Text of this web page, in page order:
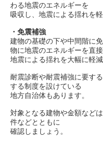
わる地震のエネルギーを
吸収し、地震による揺れを軽
・免震補強
建物の基礎の下や中間階に
物に地震のエネルギーを直
地震による揺れを大幅に軽減
耐震診断や耐震補強に要す
する制度を設けている
地方自治体もあります。
対象となる建物や金額など
件などとともに
確認しましょう。